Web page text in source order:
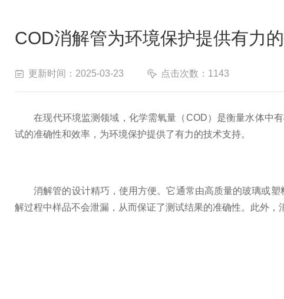
COD消解管为环境保护提供有力
更新时间：2025-03-23 点击次数：1143
在现代环境监测领域，化学需氧量（COD）是衡量水体中有
试的准确性和效率，为环境保护提供了有力的技术支持。
消解管的设计精巧，使用方便。它通常由高质量的玻璃或塑
解过程中样品不会泄漏，从而保证了测试结果的准确性。此外